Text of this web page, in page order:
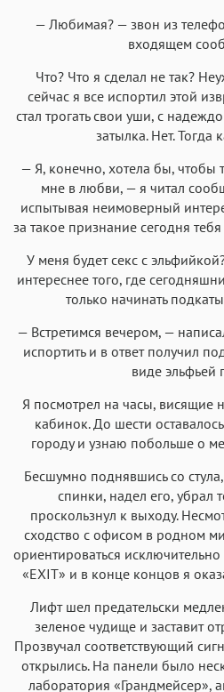
— Любимая? — звон из
входящем
Что? Что я сделал не так?
сейчас я все испортил этой
стал трогать свои уши, с
затылка. Нет. Тогда
— Я, конечно, хотела бы, чтобы
мне в любви, — я читал
испытывая неимоверный
за такое признание сегодня
У меня будет секс с
интереснее того, где
только начинать
— Встретимся вечером, —
испортить и в ответ получил
виде эльфьей
Я посмотрел на часы, висящие
кабинок. До шести
городу и узнаю побольше о
Бесшумно поднявшись со
спинки, надел его, убрал
проскользнул к выходу.
сходство с офисом в родном
ориентироваться
«EXIT» и в конце концов я
Лифт шел предательски
зеленое чудище и заставит
Прозвучал соответствующий
открылись. На панели было
лаборатория «Грандмейсер»,